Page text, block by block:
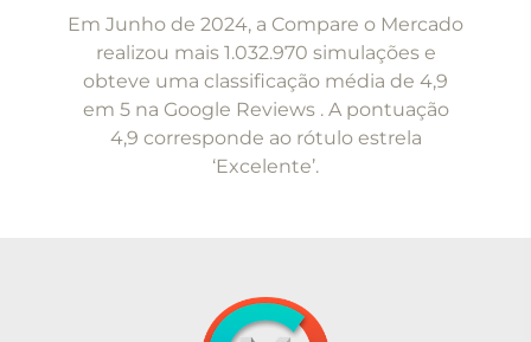
Em Junho de 2024, a Compare o Mercado
realizou mais 1.032.970 simulações e
obteve uma classificação média de 4,9
em 5 na Google Reviews . A pontuação
4,9 corresponde ao rótulo estrela
‘Excelente’.